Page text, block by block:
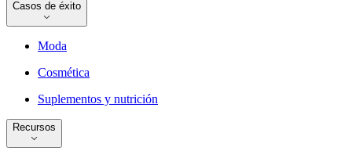
Casos de éxito
Moda
Cosmética
Suplementos y nutrición
Recursos